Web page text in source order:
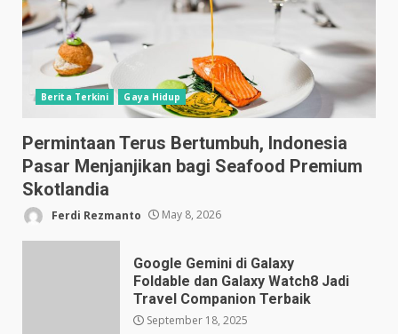
Berita Terkini Gaya Hidup
Permintaan Terus Bertumbuh, Indonesia
Pasar Menjanjikan bagi Seafood Premium
Skotlandia
Ferdi Rezmanto May 8, 2026
Google Gemini di Galaxy
Foldable dan Galaxy Watch8 Jadi
Travel Companion Terbaik
September 18, 2025